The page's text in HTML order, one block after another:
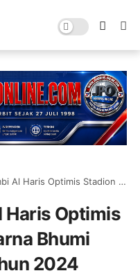
Stadion Jambi Swarna Bhumi Bisa Digunakan Tahun 2024
Haris Optimis
Bhumi
2024